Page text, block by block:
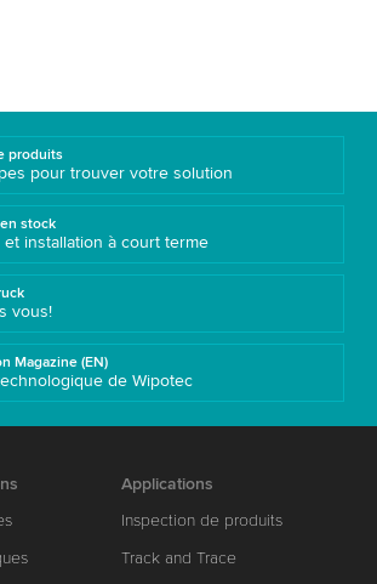
produits
pour trouver votre solution
stock
et installation à court terme
vous!
Magazine (EN)
de Wipotec
Applications
Inspection de produits
Track and Trace